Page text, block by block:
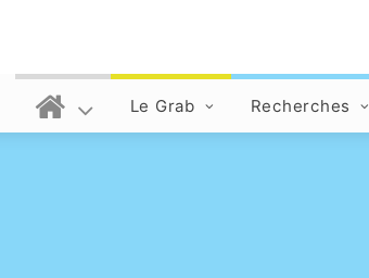
Le Grab Recherches